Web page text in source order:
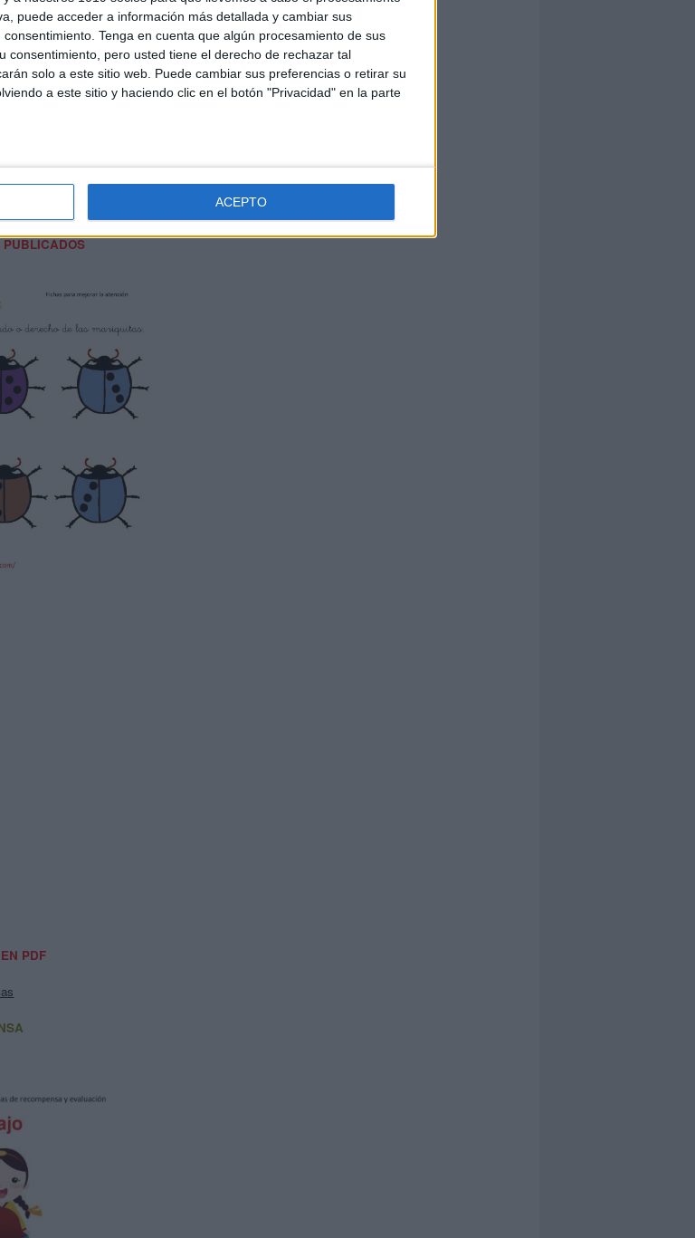
puede acceder a información más detallada y cambiar sus
Tenga en cuenta que algún procesamiento de sus
consentimiento, pero usted tiene el derecho de rechazar tal
solo a este sitio web. Puede cambiar sus preferencias o retirar su
a este sitio y haciendo clic en el botón "Privacidad" en la parte
ACEPTO
EN PDF
simétricas
PUBLICADOS
PDF